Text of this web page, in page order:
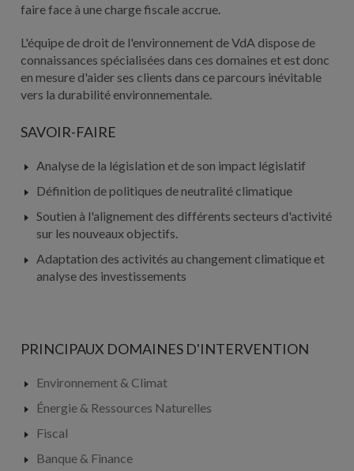
faire face à une charge fiscale accrue.
L'équipe de droit de l'environnement de VdA dispose de
connaissances spécialisées dans ces domaines et est donc
en mesure d'aider ses clients dans ce parcours inévitable
vers la durabilité environnementale.
SAVOIR-FAIRE
Analyse de la législation et de son impact législatif
Définition de politiques de neutralité climatique
Soutien à l'alignement des différents secteurs d'activité
sur les nouveaux objectifs.
Adaptation des activités au changement climatique et
analyse des investissements
PRINCIPAUX DOMAINES D'INTERVENTION
Environnement & Climat
Énergie & Ressources Naturelles
Fiscal
Banque & Finance